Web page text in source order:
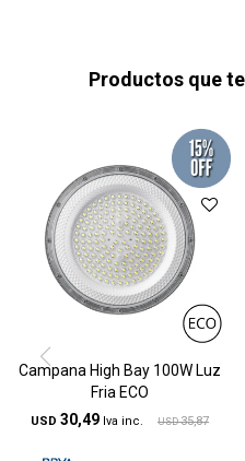
Productos que
Campana High Bay 100W Luz
Fria ECO
USD 30,49 USD 35,87